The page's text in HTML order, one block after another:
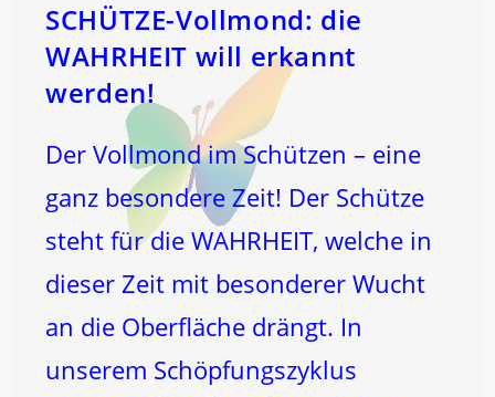
SCHÜTZE-Vollmond: die
WAHRHEIT will erkannt
werden!
Der Vollmond im Schützen – eine
ganz besondere Zeit! Der Schütze
steht für die WAHRHEIT, welche in
dieser Zeit mit besonderer Wucht
an die Oberfläche drängt. In
unserem Schöpfungszyklus